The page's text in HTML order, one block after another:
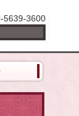
5639-3600